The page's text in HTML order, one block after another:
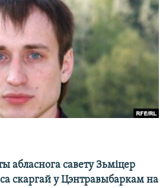
абласнога савету Зьміцер
скаргай у Цэнтравыбаркам на